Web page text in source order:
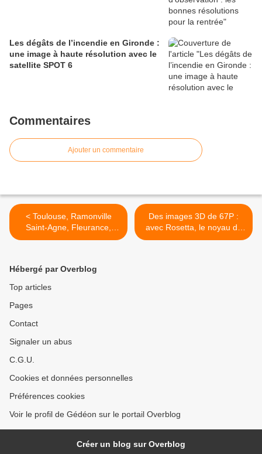
Les dégâts de l’incendie en Gironde :
une image à haute résolution avec le
satellite SPOT 6
Commentaires
Ajouter un commentaire
< Toulouse, Ramonville
Saint-Agne, Fleurance,
Molines-en-Queyras :
Des images 3D de 67P :
avec Rosetta, le noyau de
la comète prend du relief >
Hébergé par Overblog
Top articles
Pages
Contact
Signaler un abus
C.G.U.
Cookies et données personnelles
Préférences cookies
Voir le profil de Gédéon sur le portail Overblog
Créer un blog sur Overblog